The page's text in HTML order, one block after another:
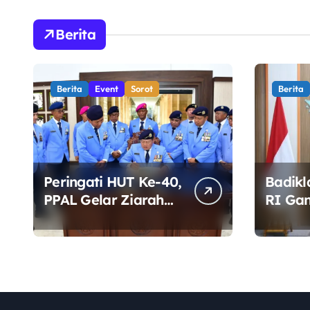
Berita
Berita Event Sorot
Peringati HUT Ke-40,
PPAL Gelar Ziarah
dan Tabur Bunga di
TMP Kalibata
Berita
RI